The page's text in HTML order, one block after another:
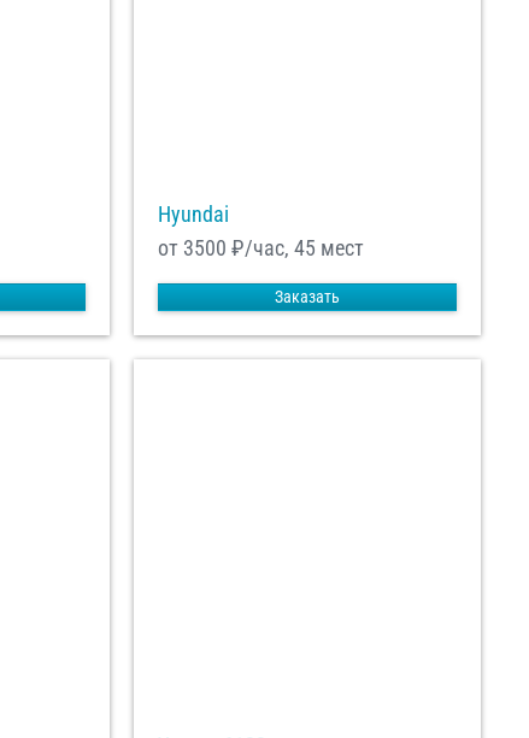
Hyundai
от 3500 ₽/час, 45 мест
Заказать